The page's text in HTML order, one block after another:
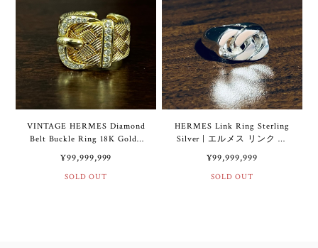
VINTAGE HERMES Diamond
Belt Buckle Ring 18K Gold |
ヴィンテージ エルメス ダイ
ヤモンド ベルト バックル リ
ング 18K ゴールド
¥99,999,999
SOLD OUT
HERMES Link Ring Sterling
Silver | エルメス リンク リ
ング スターリング シルバー
¥99,999,999
SOLD OUT